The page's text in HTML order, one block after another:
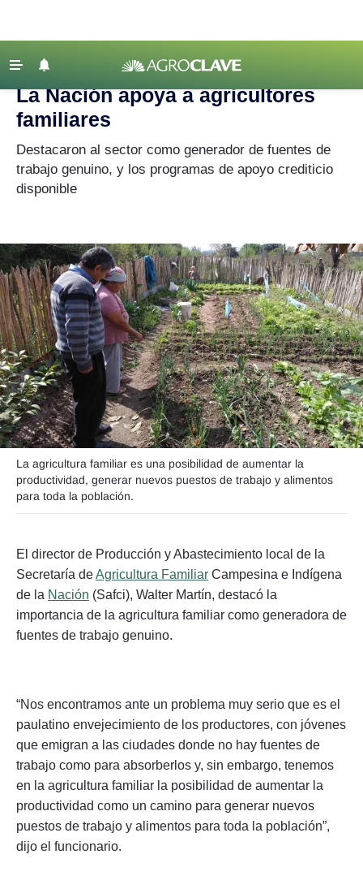
Agricultura
Lechería
Tecnología
Agenda
Regionales
Clima
Agronegocios
Mercados
Seguinos
‹ VOLVER
Agroclave agricultura familiar
La Nación apoya a agricultores
familiares
Destacaron al sector como generador de fuentes de
trabajo genuino, y los programas de apoyo crediticio
disponible
La agricultura familiar es una posibilidad de aumentar la
productividad, generar nuevos puestos de trabajo y alimentos
para toda la población.
El director de Producción y Abastecimiento local de la
Secretaría deAgricultura Familiar Campesina e Indígena
de la Nación (Safci), Walter Martín, destacó la
importancia de la agricultura familiar como generadora de
fuentes de trabajo genuino.
“Nos encontramos ante un problema muy serio que es el
paulatino envejecimiento de los productores, con jóvenes
que emigran a las ciudades donde no hay fuentes de
trabajo como para absorberlos y, sin embargo, tenemos
en la agricultura familiar la posibilidad de aumentar la
productividad como un camino para generar nuevos
puestos de trabajo y alimentos para toda la población”,
dijo el funcionario.